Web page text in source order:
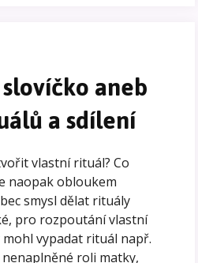
aneb
a sdílení
vlastní rituál? Co
naopak obloukem
smysl dělat rituály
pro rozpoutání vlastní
vypadat rituál např.
roli matky,